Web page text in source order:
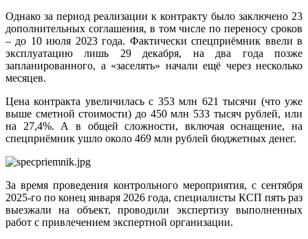
Однако за период реализации к контракту было заключено 23
дополнительных соглашения, в том числе по переносу сроков
– до 10 июля 2023 года. Фактически спецприёмник ввели в
эксплуатацию лишь 29 декабря, на два года позже
запланированного, а «заселять» начали ещё через несколько
месяцев.
Цена контракта увеличилась с 353 млн 621 тысячи (что уже
выше сметной стоимости) до 450 млн 533 тысяч рублей, или
на 27,4%. А в общей сложности, включая оснащение, на
спецприёмник ушло около 469 млн рублей бюджетных денег.
За время проведения контрольного мероприятия, с сентября
2025‑го по конец января 2026 года, специалисты КСП пять раз
выезжали на объект, проводили экспертизу выполненных
работ с привлечением экспертной организации.